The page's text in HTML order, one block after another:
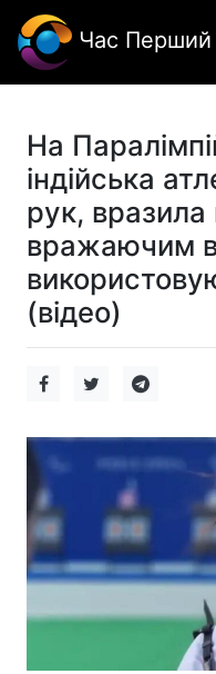
Час Перший
На
індійська
рук, вразила
вражаючим
(відео)